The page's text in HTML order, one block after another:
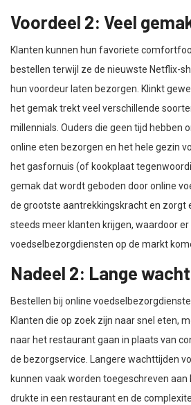
Voordeel 2: Veel
Klanten kunnen hun favoriete
bestellen terwijl ze de nieuwste Netflix-
hun voordeur laten bezorgen. Klinkt
het gemak trekt veel verschillende
millennials. Ouders die geen tijd hebben
online eten bezorgen en het hele gezin
het gasfornuis (of kookplaat
gemak dat wordt geboden door online
de grootste aantrekkingskracht en zorgt
steeds meer klanten krijgen, waardoor
voedselbezorgdiensten op de markt
Nadeel 2: Lange
Bestellen bij online
Klanten die op zoek zijn naar snel eten,
naar het restaurant gaan in plaats van
de bezorgservice. Langere wachttijden
kunnen vaak worden toegeschreven aan
drukte in een restaurant en de